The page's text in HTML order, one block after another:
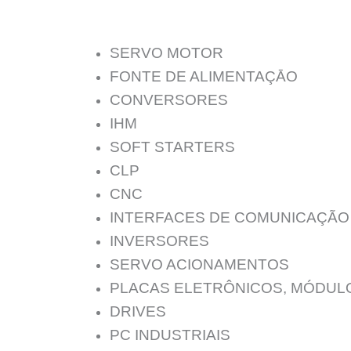
SERVO MOTOR
FONTE DE ALIMENTAÇĀO
CONVERSORES
IHM
SOFT STARTERS
CLP
CNC
INTERFACES DE COMUNICAÇÃO
INVERSORES
SERVO ACIONAMENTOS
PLACAS ELETRÔNICOS,
DRIVES
PC INDUSTRIAIS